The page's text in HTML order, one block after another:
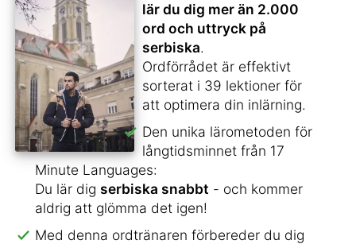
lär du dig mer än 2.000
ord och uttryck på
serbiska.
Ordförrådet är effektivt
sorterat i 39 lektioner för
att optimera din inlärning.
Den unika lärometoden för
långtidsminnet från 17
Minute Languages:
Du lär dig serbiska snabbt - och kommer
aldrig att glömma det igen!
Med denna ordtränaren förbereder du dig